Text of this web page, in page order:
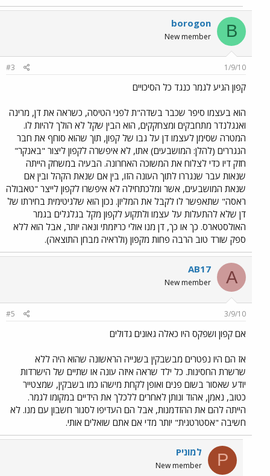
B
borogon
New member
1/9/10
#3
קפון הגיע לגמר כנגד כל הסיכויים
הוא בעצמו סיפר שכבר בשדה"ת לפני הטיסה, כשראה את דן, מרינה
ואנגלנדר מתחבקים ומצחקקים, הוא הבין שקל לא הולך להיות לו.
המטרה שסימן לעצמו דן על גבו של קפון, תוך שהוא סוחף את חבר
הנגררים (להלן: המושבעים) אתו, לא איפשרה לקפון ליצור "באנקר"
חזק דיו כדי לצלוח את המשוכה האחרונה. הבעיה במשחק הייתה
שנאות עבר שנגררו לתוך העונה הזו, בין אם שנאת הקהל ובין אם
שנאת המושבעים, אשר ומלכתחילה לא איפשרו לקפון לייצר "טאבולה
ראסה" שתאפשר לו לקבל את המליון. נכון הוא שלגיטימית בחירתו של
דן שלא להתעלות על עצמו ולתקוע לקפון מקל בגלגלים בגמר
האולסטארס. כך או כך, דן מנו אולי כריזמתי ונאה יותר, אבל הוא ללא
ספק שורד טוב הרבה פחות מקפון (ולראיה מבחן התוצאה).
A
AB17
New member
3/9/10
#5
אם קפון ושפקס היו כאלה גאונים גדולים
אז הם היו נפטרים מבשבקין בשנייה הראשונה שהוא היה ללא
שרשרת החסינות. כל ילד שראה איזה עונה או שתיים של הישרדות
יודע שאסור בשום פנים ואופן לקחת מישהו כמו בשבקין, שמצטייר
כטוב, נאמן, אהוד ונותן לאחרים ללכלך את הידיים במקומו לגמר.
הייתה להם את ההזדמנות, אבל הם העדיפו לסגור חשבון עם מנו. לא
חשיבה "אסטרטגית" יותר מדי אם אתם שואלים אותי.
P Pלמוני
New member